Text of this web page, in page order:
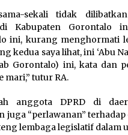
sekali tidak
Kabupaten Gorontalo
ini, kurang menghormati
kedua saya lihat, ini ‘Abu
Gorontalo) ini, kata dan
mari,” tutur RA.
anggota DPRD di
juga “perlawanan”
lembaga legislatif dalam